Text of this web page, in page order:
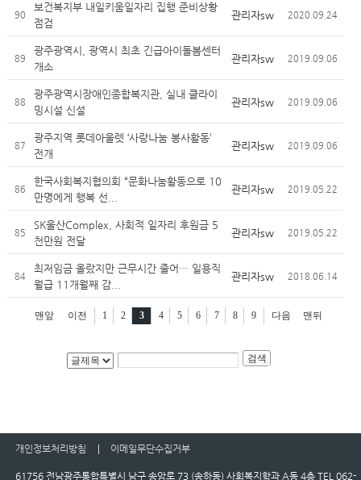
90
보건복지부 내일키움일자리 집행 준비상황
점검
관리자sw 2020.09.24
89
광주광역시, 광역시 최초 긴급아이돌봄센터
개소
관리자sw 2019.09.06
88
광주광역시장애인종합복지관, 실내 클라이
밍시설 신설
관리자sw 2019.09.06
87
광주지역 롯데아울렛 ‘사랑나눔 봉사활동’
전개
관리자sw 2019.09.06
86
한국사회복지협의회 “문화나눔활동으로 10
만명에게 행복 선...
관리자sw 2019.05.22
85
SK울산Complex, 사회적 일자리 후원금 5
천만원 전달
관리자sw 2019.05.22
84
최저임금 올랐지만 근무시간 줄어… 일용직
월급 11개월째 감...
관리자sw 2018.06.14
맨앞 이전 1 2 3 4 5 6 7 8 9 다음 맨뒤
개인정보처리방침 이메일무단수집거부
61756 전남광주통합특별시 남구 송암로 73 (송하동) 사회복지학과 A동 4층 TEL 062-